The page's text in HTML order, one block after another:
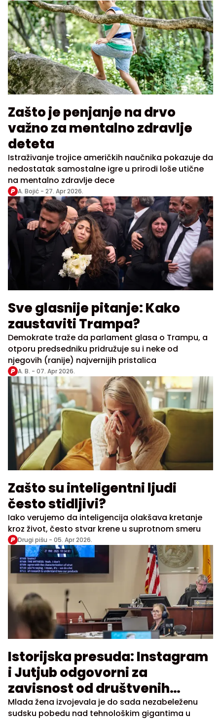
Zašto je penjanje na drvo
važno za mentalno zdravlje
deteta
Istraživanje trojice američkih naučnika pokazuje da
nedostatak samostalne igre u prirodi loše utične
na mentalno zdravlje dece
A. Bojić - 27. Apr 2026.
Sve glasnije pitanje: Kako
zaustaviti Trampa?
Demokrate traže da parlament glasa o Trampu, a
otporu predsedniku pridružuje su i neke od
njegovih (ranije) najvernijih pristalica
A. B. - 07. Apr 2026.
Zašto su inteligentni ljudi
često stidljivi?
Iako verujemo da inteligencija olakšava kretanje
kroz život, često stvar krene u suprotnom smeru
Drugi pišu - 05. Apr 2026.
Istorijska presuda: Instagram
i Jutjub odgovorni za
zavisnost od društvenih
mreža
Mlada žena izvojevala je do sada nezabeleženu
sudsku pobedu nad tehnološkim gigantima u